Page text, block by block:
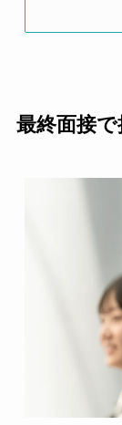
最終面接